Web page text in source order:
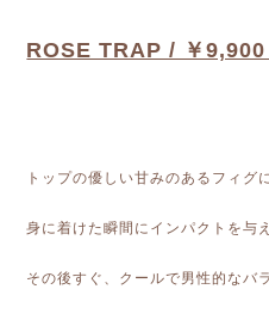
ROSE TRAP / ￥9,900
トップの優しい甘みのあるフィグ
身に着けた瞬間にインパクトを与
その後すぐ、クールで男性的なバ